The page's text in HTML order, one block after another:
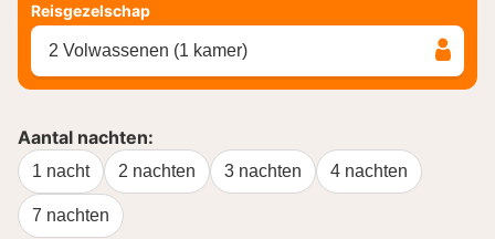
Reisgezelschap
2 Volwassenen (1 kamer)
Aantal nachten:
1 nacht 2 nachten 3 nachten 4 nachten
7 nachten